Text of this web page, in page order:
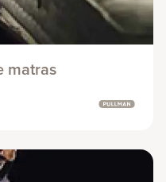
matras